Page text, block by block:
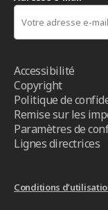
Accessibilité
Copyright
Politique de
Remise sur les
Paramètres de
Lignes directrices
Conditions